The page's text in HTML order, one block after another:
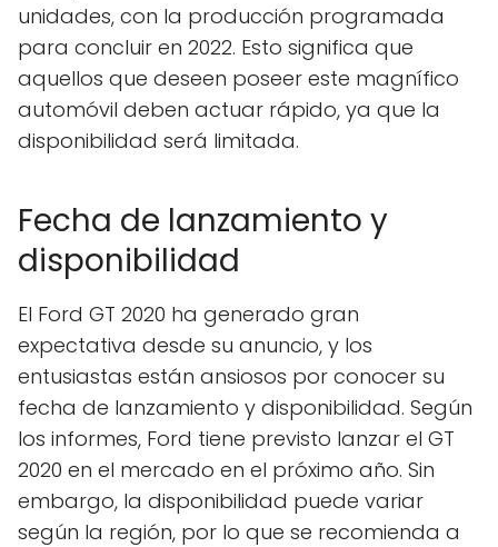
unidades, con la producción programada
para concluir en 2022. Esto significa que
aquellos que deseen poseer este magnífico
automóvil deben actuar rápido, ya que la
disponibilidad será limitada.
Fecha de lanzamiento y
disponibilidad
El Ford GT 2020 ha generado gran
expectativa desde su anuncio, y los
entusiastas están ansiosos por conocer su
fecha de lanzamiento y disponibilidad. Según
los informes, Ford tiene previsto lanzar el GT
2020 en el mercado en el próximo año. Sin
embargo, la disponibilidad puede variar
según la región, por lo que se recomienda a